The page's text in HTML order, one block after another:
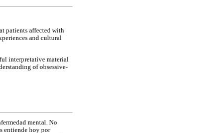
patients affected with
and cultural
interpretative material
of obsessive-
mental. No
entiende hoy por